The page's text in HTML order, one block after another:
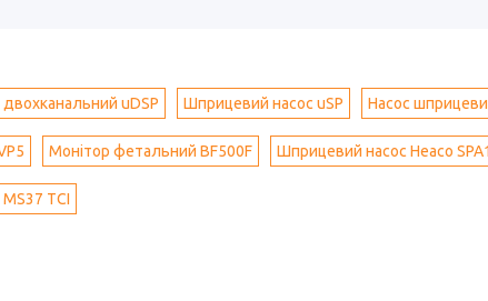
uDSP Шприцевий насос uSP Насос
Монітор фетальний BF500F Шприцевий насос Heaco
TCI